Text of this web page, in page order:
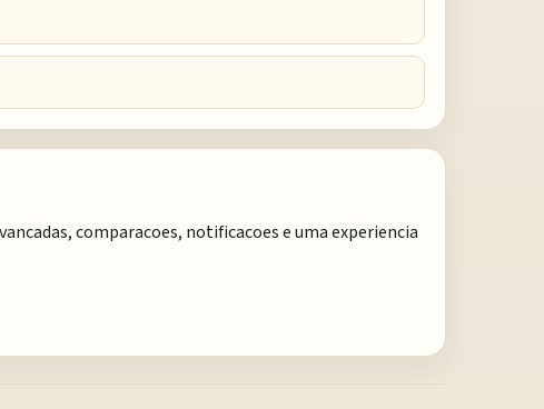
comparacoes, notificacoes e uma experiencia